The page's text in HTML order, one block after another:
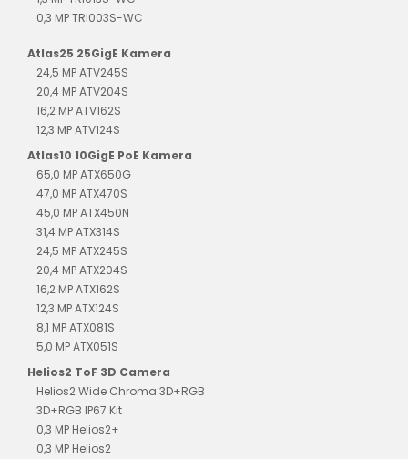
0,3 MP TRI003S-WC
Atlas25 25GigE Kamera
24,5 MP ATV245S
20,4 MP ATV204S
16,2 MP ATV162S
12,3 MP ATV124S
Atlas10 10GigE PoE Kamera
65,0 MP ATX650G
47,0 MP ATX470S
45,0 MP ATX450N
31,4 MP ATX314S
24,5 MP ATX245S
20,4 MP ATX204S
16,2 MP ATX162S
12,3 MP ATX124S
8,1 MP ATX081S
5,0 MP ATX051S
Helios2 ToF 3D Camera
Helios2 Wide Chroma 3D+RGB
3D+RGB IP67 Kit
0,3 MP Helios2+
0,3 MP Helios2